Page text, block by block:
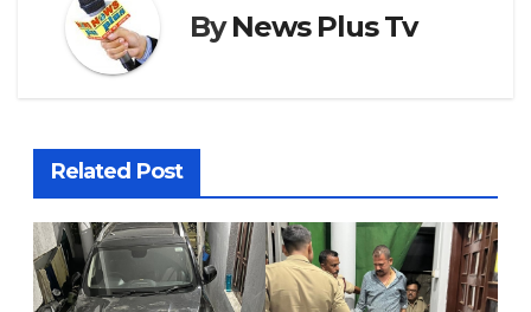
ByNews Plus Tv
Related Post